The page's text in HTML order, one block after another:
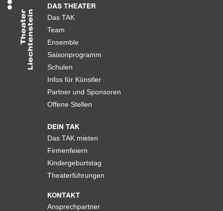
DAS THEATER
Das TAK
Team
Ensemble
Saisonprogramm
Schulen
Infos für Künstler
Partner und Sponsoren
Offene Stellen
DEIN TAK
Das TAK mieten
Firmenfeiern
Kindergeburtstag
Theaterführungen
KONTAKT
Ansprechpartner